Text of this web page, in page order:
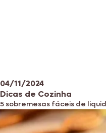
04/11/2024
Dicas de Cozinha
5 sobremesas fáceis de